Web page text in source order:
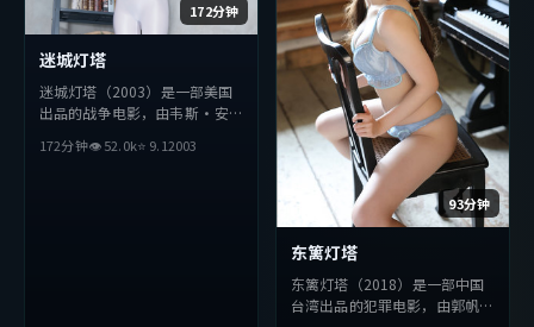
172分钟
迷城灯塔
迷城灯塔（2003）是一部美国
出品的战争电影，由韦斯·安
迪、张曼玉等主演。影片在叙事
172分钟👁52.0k⭐ 9.12003
93分钟
东篱灯塔
东篱灯塔（2018）是一部中国
台湾出品的犯罪电影，由郭帆执